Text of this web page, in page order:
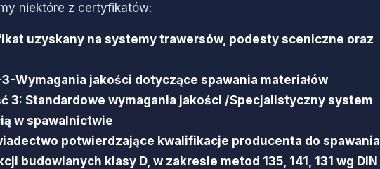
niektóre z certyfikatów:
uzyskany na systemy trawersów, podesty sceniczne oraz
3-Wymagania jakości dotyczące spawania materiałów
3: Standardowe wymagania jakości /Specjalistyczny system
w spawalnictwie
potwierdzające kwalifikacje producenta do spawania
budowlanych klasy D, w zakresie metod 135, 141, 131 wg DIN